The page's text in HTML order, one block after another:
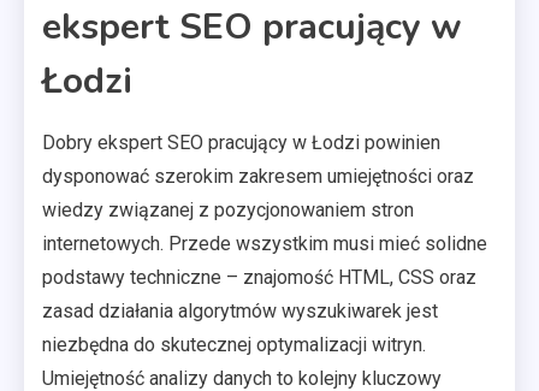
ekspert SEO pracujący w
Łodzi
Dobry ekspert SEO pracujący w Łodzi powinien
dysponować szerokim zakresem umiejętności oraz
wiedzy związanej z pozycjonowaniem stron
internetowych. Przede wszystkim musi mieć solidne
podstawy techniczne – znajomość HTML, CSS oraz
zasad działania algorytmów wyszukiwarek jest
niezbędna do skutecznej optymalizacji witryn.
Umiejętność analizy danych to kolejny kluczowy